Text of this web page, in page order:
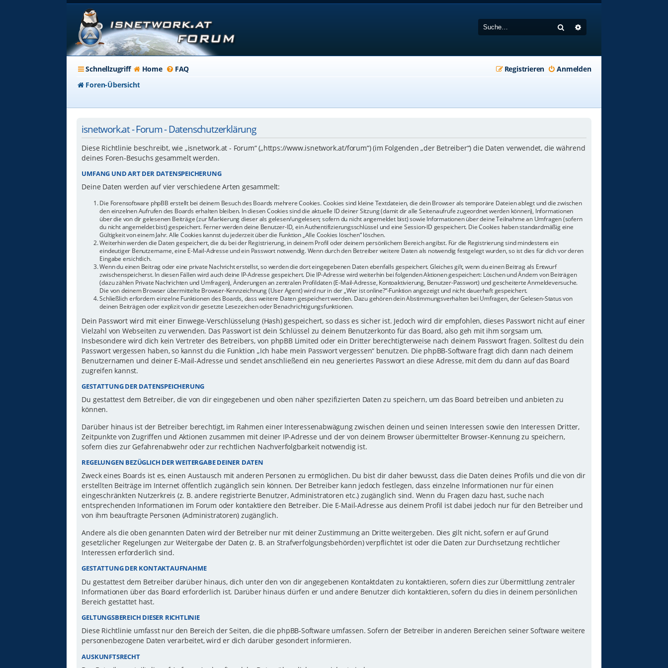
Suche
Schnellzugriff Home FAQ Anmelden
Registrieren
Foren-Übersicht
isnetwork.at - Forum - Datenschutzerklärung
Diese Richtlinie beschreibt, wie „isnetwork.at - Forum“ („https://www.isnetwork.at/forum“) (im Folgenden „der Betreiber“) die Daten verwendet, die während
deines Foren-Besuchs gesammelt werden.
UMFANG UND ART DER DATENSPEICHERUNG
Deine Daten werden auf vier verschiedene Arten gesammelt:
Die Forensoftware phpBB erstellt bei deinem Besuch des Boards mehrere Cookies. Cookies sind kleine Textdateien, die dein Browser als temporäre Dateien ablegt und die zwischen
den einzelnen Aufrufen des Boards erhalten bleiben. In diesen Cookies sind die aktuelle ID deiner Sitzung (damit dir alle Seitenaufrufe zugeordnet werden können), Informationen
über die von dir gelesenen Beiträge (zur Markierung dieser als gelesen/ungelesen; sofern du nicht angemeldet bist) sowie Informationen über deine Teilnahme an Umfragen (sofern
du nicht angemeldet bist) gespeichert. Ferner werden deine Benutzer-ID, ein Authentifizierungsschlüssel und eine Session-ID gespeichert. Die Cookies haben standardmäßig eine
Gültigkeit von einem Jahr. Alle Cookies kannst du jederzeit über die Funktion „Alle Cookies löschen“ löschen.
Weiterhin werden die Daten gespeichert, die du bei der Registrierung, in deinem Profil oder deinem persönlichem Bereich angibst. Für die Registrierung sind mindestens ein
eindeutiger Benutzername, eine E-Mail-Adresse und ein Passwort notwendig. Wenn durch den Betreiber weitere Daten als notwendig festgelegt wurden, so ist dies für dich vor deren
Eingabe ersichtlich.
Wenn du einen Beitrag oder eine private Nachricht erstellst, so werden die dort eingegebenen Daten ebenfalls gespeichert. Gleiches gilt, wenn du einen Beitrag als Entwurf
zwischenspeicherst. In diesen Fällen wird auch deine IP-Adresse gespeichert. Die IP-Adresse wird weiterhin bei folgenden Aktionen gespeichert: Löschen und Ändern von Beiträgen
(dazu zählen Private Nachrichten und Umfragen), Änderungen an zentralen Profildaten (E-Mail-Adresse, Kontoaktivierung, Benutzer-Passwort) und gescheiterte Anmeldeversuche.
Die von deinem Browser übermittelte Browser-Kennzeichnung (User Agent) wird nur in der „Wer ist online?“-Funktion angezeigt und nicht dauerhaft gespeichert.
Schließlich erfordern einzelne Funktionen des Boards, dass weitere Daten gespeichert werden. Dazu gehören dein Abstimmungsverhalten bei Umfragen, der Gelesen-Status von
deinen Beiträgen oder explizit von dir gesetzte Lesezeichen oder Benachrichtigungsfunktionen.
Dein Passwort wird mit einer Einwege-Verschlüsselung (Hash) gespeichert, so dass es sicher ist. Jedoch wird dir empfohlen, dieses Passwort nicht auf einer
Vielzahl von Webseiten zu verwenden. Das Passwort ist dein Schlüssel zu deinem Benutzerkonto für das Board, also geh mit ihm sorgsam um.
Insbesondere wird dich kein Vertreter des Betreibers, von phpBB Limited oder ein Dritter berechtigterweise nach deinem Passwort fragen. Solltest du dein
Passwort vergessen haben, so kannst du die Funktion „Ich habe mein Passwort vergessen“ benutzen. Die phpBB-Software fragt dich dann nach deinem
Benutzernamen und deiner E-Mail-Adresse und sendet anschließend ein neu generiertes Passwort an diese Adresse, mit dem du dann auf das Board
zugreifen kannst.
GESTATTUNG DER DATENSPEICHERUNG
Du gestattest dem Betreiber, die von dir eingegebenen und oben näher spezifizierten Daten zu speichern, um das Board betreiben und anbieten zu
können.
Darüber hinaus ist der Betreiber berechtigt, im Rahmen einer Interessenabwägung zwischen deinen und seinen Interessen sowie den Interessen Dritter,
Zeitpunkte von Zugriffen und Aktionen zusammen mit deiner IP-Adresse und der von deinem Browser übermittelter Browser-Kennung zu speichern,
sofern dies zur Gefahrenabwehr oder zur rechtlichen Nachverfolgbarkeit notwendig ist.
REGELUNGEN BEZÜGLICH DER WEITERGABE DEINER DATEN
Zweck eines Boards ist es, einen Austausch mit anderen Personen zu ermöglichen. Du bist dir daher bewusst, dass die Daten deines Profils und die von dir
erstellten Beiträge im Internet öffentlich zugänglich sein können. Der Betreiber kann jedoch festlegen, dass einzelne Informationen nur für einen
eingeschränkten Nutzerkreis (z. B. andere registrierte Benutzer, Administratoren etc.) zugänglich sind. Wenn du Fragen dazu hast, suche nach
entsprechenden Informationen im Forum oder kontaktiere den Betreiber. Die E-Mail-Adresse aus deinem Profil ist dabei jedoch nur für den Betreiber und
von ihm beauftragte Personen (Administratoren) zugänglich.
Andere als die oben genannten Daten wird der Betreiber nur mit deiner Zustimmung an Dritte weitergeben. Dies gilt nicht, sofern er auf Grund
gesetzlicher Regelungen zur Weitergabe der Daten (z. B. an Strafverfolgungsbehörden) verpflichtet ist oder die Daten zur Durchsetzung rechtlicher
Interessen erforderlich sind.
GESTATTUNG DER KONTAKTAUFNAHME
Du gestattest dem Betreiber darüber hinaus, dich unter den von dir angegebenen Kontaktdaten zu kontaktieren, sofern dies zur Übermittlung zentraler
Informationen über das Board erforderlich ist. Darüber hinaus dürfen er und andere Benutzer dich kontaktieren, sofern du dies in deinem persönlichen
Bereich gestattet hast.
GELTUNGSBEREICH DIESER RICHTLINIE
Diese Richtlinie umfasst nur den Bereich der Seiten, die die phpBB-Software umfassen. Sofern der Betreiber in anderen Bereichen seiner Software weitere
personenbezogene Daten verarbeitet, wird er dich darüber gesondert informieren.
AUSKUNFTSRECHT